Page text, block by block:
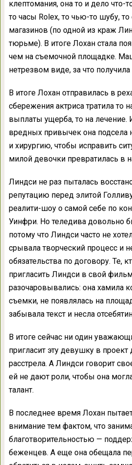
клептомания, она то и дело что-
то часы Rolex, то чью-то шубу,
магазинов (по одной из краж
тюрьме). В итоге Лохан стала
чем на съемочной площадке.
нетрезвом виде, за что
В итоге Лохан отправилась в
сбережения актриса тратила то
выплаты ущерба, то на лечение.
вредных привычек она подсела
и хирургию, чтобы исправить
милой девочки превратилась в
Линдси не раз пыталась
репутацию перед элитой
реалити-шоу о самой себе по
Уинфри. Но теледива довольно
потому что Линдси часто не
срывала творческий процесс и
обязательства по договору. Те,
пригласить Линдси в свой
разочаровывались: она хамила
съемки, не появлялась на
забывала текст и несла
В итоге сейчас ни один
пригласит эту девушку в
расстрела. А Линдси говорит
ей не дают роли, чтобы она
талант.
В последнее время Лохан
внимание тем фактом, что
благотворительностью —
беженцев. А еще она обещала